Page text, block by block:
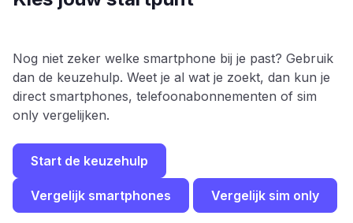
Nog niet zeker welke smartphone bij je past? Gebruik
dan de keuzehulp. Weet je al wat je zoekt, dan kun je
direct smartphones, telefoonabonnementen of sim
only vergelijken.
Start de keuzehulp
Vergelijk smartphones Vergelijk sim only